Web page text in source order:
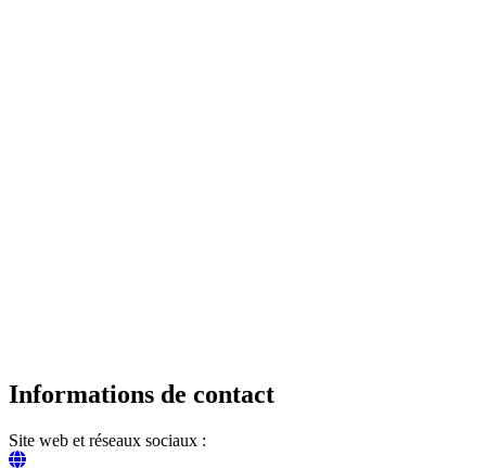
Informations de contact
Site web et réseaux sociaux :